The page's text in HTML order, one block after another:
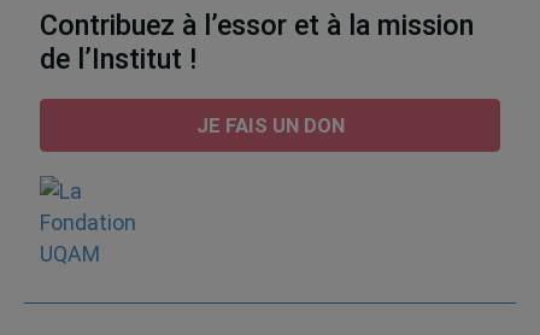
Contribuez à l’essor et à la mission
de l’Institut !
JE FAIS UN DON